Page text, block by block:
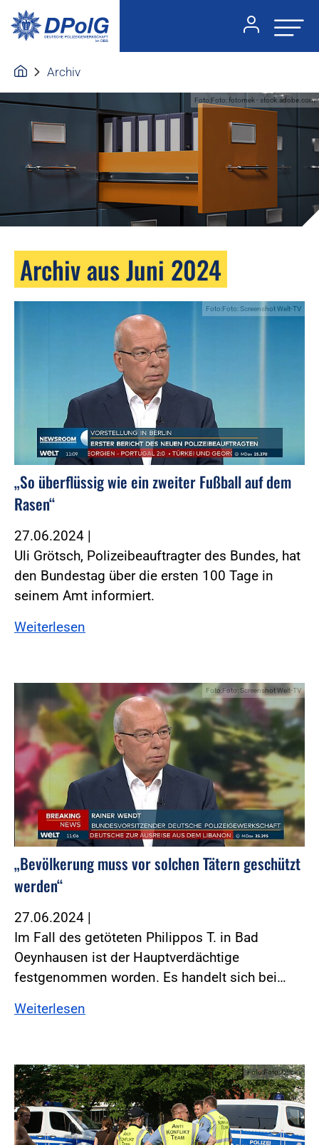
Archiv
Foto:Foto: fotomek - stock.adobe.com
Archiv aus Juni 2024
Foto:Foto: Screenshot Welt-TV
„So überflüssig wie ein zweiter Fußball auf dem
Rasen“
27.06.2024 |
Uli Grötsch, Polizeibeauftragter des Bundes, hat
den Bundestag über die ersten 100 Tage in
seinem Amt informiert.
Weiterlesen
Foto:Foto: Screenshot Welt-TV
„Bevölkerung muss vor solchen Tätern geschützt
werden“
27.06.2024 |
Im Fall des getöteten Philippos T. in Bad
Oeynhausen ist der Hauptverdächtige
festgenommen worden. Es handelt sich bei…
Weiterlesen
Foto:Foto: DPolG